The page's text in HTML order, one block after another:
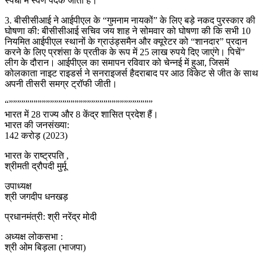
3. बीसीसीआई ने आईपीएल के “गुमनाम नायकों” के लिए बड़े नकद पुरस्कार की
घोषणा की: बीसीसीआई सचिव जय शाह ने सोमवार को घोषणा की कि सभी 10
नियमित आईपीएल स्थानों के ग्राउंड्समैन और क्यूरेटर को “शानदार” प्रदान
करने के लिए प्रशंसा के प्रतीक के रूप में 25 लाख रुपये दिए जाएंगे। पिचें”
लीग के दौरान। आईपीएल का समापन रविवार को चेन्नई में हुआ, जिसमें
कोलकाता नाइट राइडर्स ने सनराइजर्स हैदराबाद पर आठ विकेट से जीत के साथ
अपनी तीसरी समग्र ट्रॉफी जीती।
“”””””””””””””””””””””””””””””””””””
भारत में 28 राज्य और 8 केंद्र शासित प्रदेश हैं।
भारत की जनसंख्या:
142 करोड़ (2023)
भारत के राष्ट्रपति ,
श्रीमती द्रौपदी मुर्मू
उपाध्यक्ष
श्री जगदीप धनखड़
प्रधानमंत्री: श्री नरेंद्र मोदी
अध्यक्ष लोकसभा :
श्री ओम बिड़ला (भाजपा)